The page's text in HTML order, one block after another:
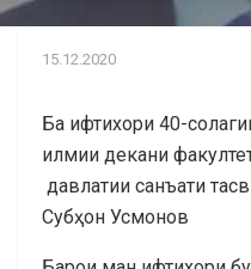
15.12.2020
Ба ифтихори 40-
илмии декани
давлатии санъати
Субҳон Усмонов